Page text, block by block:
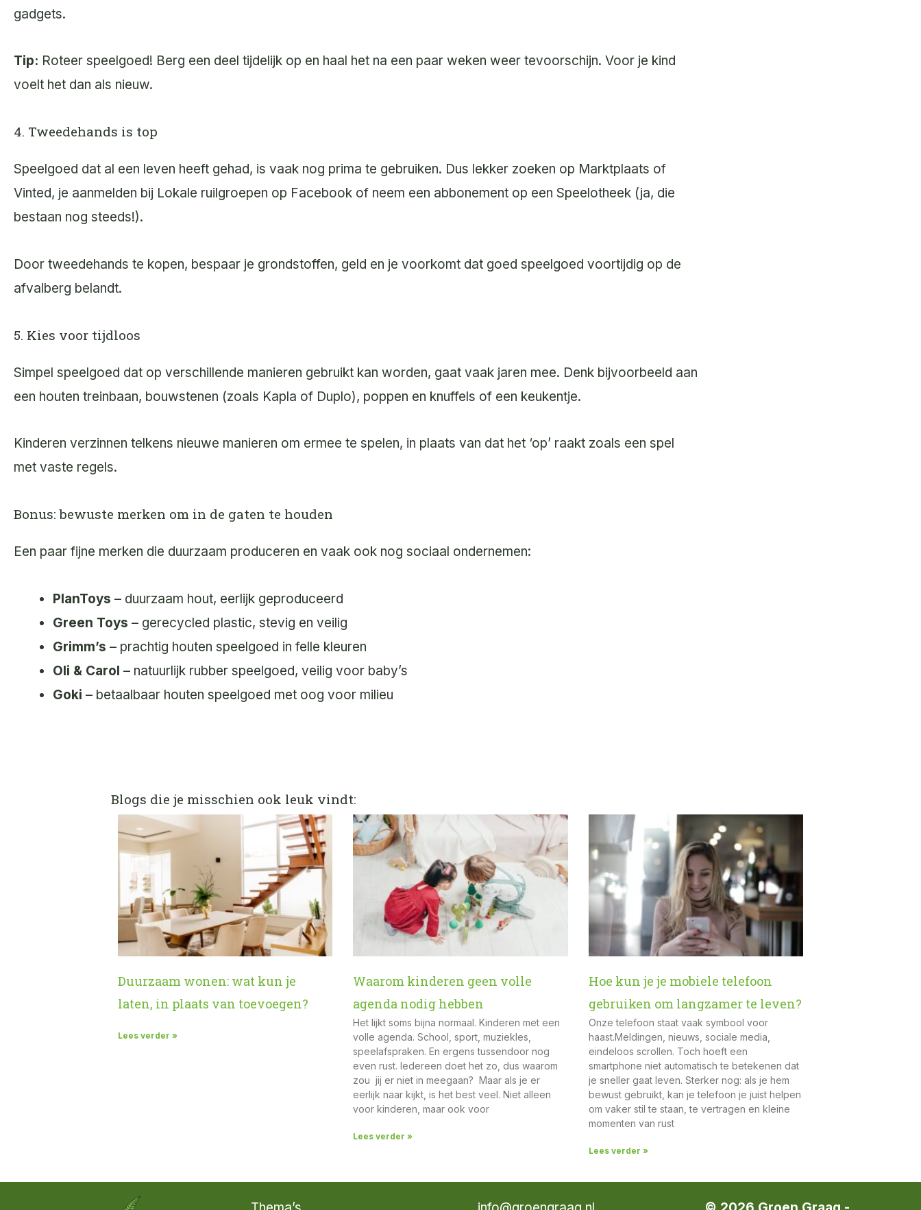
gadgets.
Tip: Roteer speelgoed! Berg een deel tijdelijk op en haal het na een paar weken weer tevoorschijn. Voor je kind
voelt het dan als nieuw.
4. Tweedehands is top
Speelgoed dat al een leven heeft gehad, is vaak nog prima te gebruiken. Dus lekker zoeken op Marktplaats of
Vinted, je aanmelden bij Lokale ruilgroepen op Facebook of neem een abbonement op een Speelotheek (ja, die
bestaan nog steeds!).
Door tweedehands te kopen, bespaar je grondstoffen, geld en je voorkomt dat goed speelgoed voortijdig op de
afvalberg belandt.
5. Kies voor tijdloos
Simpel speelgoed dat op verschillende manieren gebruikt kan worden, gaat vaak jaren mee. Denk bijvoorbeeld aan
een houten treinbaan, bouwstenen (zoals Kapla of Duplo), poppen en knuffels of een keukentje.
Kinderen verzinnen telkens nieuwe manieren om ermee te spelen, in plaats van dat het ‘op’ raakt zoals een spel
met vaste regels.
Bonus: bewuste merken om in de gaten te houden
Een paar fijne merken die duurzaam produceren en vaak ook nog sociaal ondernemen:
PlanToys – duurzaam hout, eerlijk geproduceerd
Green Toys – gerecycled plastic, stevig en veilig
Grimm’s – prachtig houten speelgoed in felle kleuren
Oli & Carol – natuurlijk rubber speelgoed, veilig voor baby’s
Goki – betaalbaar houten speelgoed met oog voor milieu
Blogs die je misschien ook leuk vindt:
Duurzaam wonen: wat kun je
laten, in plaats van toevoegen?
Lees verder »
Waarom kinderen geen volle
agenda nodig hebben
Het lijkt soms bijna normaal. Kinderen met een
volle agenda. School, sport, muziekles,
speelafspraken. En ergens tussendoor nog
even rust. Iedereen doet het zo, dus waarom
zou jij er niet in meegaan? Maar als je er
eerlijk naar kijkt, is het best veel. Niet alleen
voor kinderen, maar ook voor
Lees verder »
Hoe kun je je mobiele telefoon
gebruiken om langzamer te leven?
Onze telefoon staat vaak symbool voor
haast.Meldingen, nieuws, sociale media,
eindeloos scrollen. Toch hoeft een
smartphone niet automatisch te betekenen dat
je sneller gaat leven. Sterker nog: als je hem
bewust gebruikt, kan je telefoon je juist helpen
om vaker stil te staan, te vertragen en kleine
momenten van rust
Lees verder »